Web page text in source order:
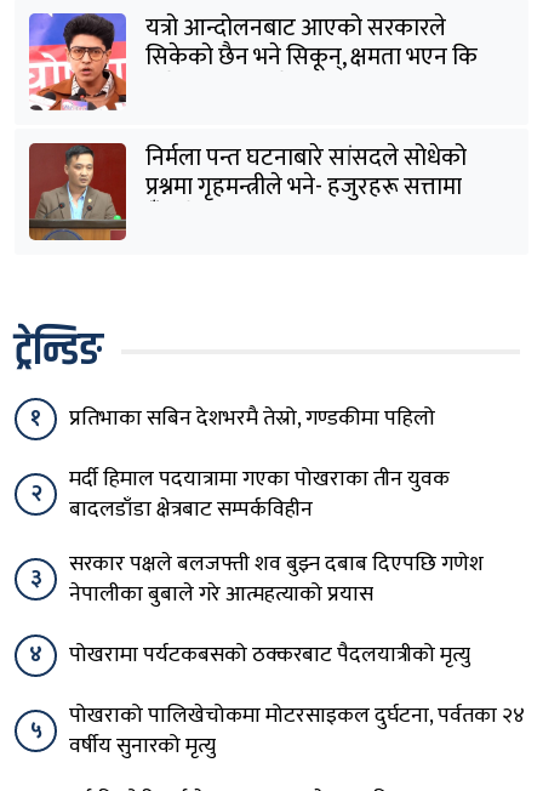
यत्रो आन्दोलनबाट आएको सरकारले
सिकेको छैन भने सिकून्, क्षमता भएन कि
विवेक भएन कि के भएन ?: मिराज ढुंगाना
निर्मला पन्त घटनाबारे सांसदले सोधेको
प्रश्नमा गृहमन्त्रीले भने- हजुरहरू सत्तामा
हुँदाखेरि किन नगर्नुभएको यो ?
ट्रेन्डिङ
१ प्रतिभाका सबिन देशभरमै तेस्रो, गण्डकीमा पहिलो
२
मर्दी हिमाल पदयात्रामा गएका पोखराका तीन युवक
बादलडाँडा क्षेत्रबाट सम्पर्कविहीन
३
सरकार पक्षले बलजफ्ती शव बुझ्न दबाब दिएपछि गणेश
नेपालीका बुबाले गरे आत्महत्याको प्रयास
४
पोखरामा पर्यटकबसको ठक्करबाट पैदलयात्रीको मृत्यु
५
पोखराको पालिखेचोकमा मोटरसाइकल दुर्घटना, पर्वतका २४
वर्षीय सुनारको मृत्यु